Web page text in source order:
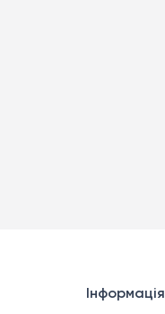
Інформація